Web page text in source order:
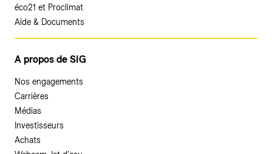
éco21 et Proclimat
Aide & Documents
A propos de SIG
Nos engagements
Carrières
Médias
Investisseurs
Achats